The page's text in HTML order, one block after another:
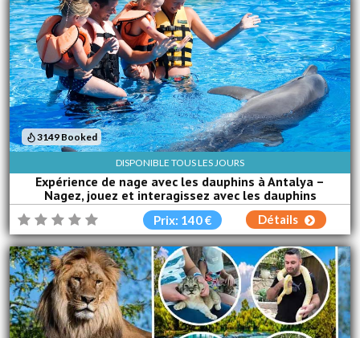
DISPONIBLE TOUS LES JOURS
Expérience de nage avec les dauphins à Antalya –
Nagez, jouez et interagissez avec les dauphins
3149 Booked
Prix: 140 € Détails